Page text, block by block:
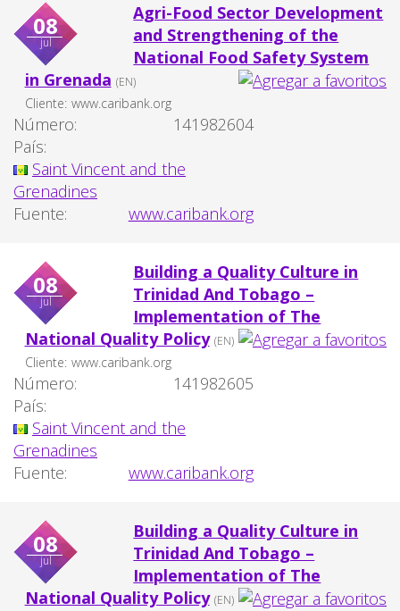
08
jul
Agri-Food Sector Development
and Strengthening of the
National Food Safety System
in Grenada (EN)
Cliente: www.caribank.org
Número:
141982604
País:
Saint Vincent and the
Grenadines
Fuente:
www.caribank.org
08
jul
Building a Quality Culture in
Trinidad And Tobago –
Implementation of The
National Quality Policy (EN)
Cliente: www.caribank.org
Número:
141982605
País:
Saint Vincent and the
Grenadines
Fuente:
www.caribank.org
08
jul
Building a Quality Culture in
Trinidad And Tobago –
Implementation of The
National Quality Policy (EN)